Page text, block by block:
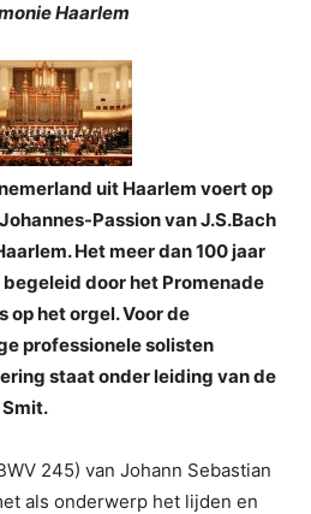
Haarlem
uit Haarlem voert op
Passion van J.S.Bach
Het meer dan 100 jaar
door het Promenade
op het orgel. Voor de
professionele solisten
staat onder leiding van de
245) van Johann Sebastian
als onderwerp het lijden en